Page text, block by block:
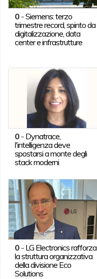
0-Siemens: terzo
trimestre record, spinto da
digitalizzazione, data
center e infrastrutture
0- Dynatrace,
l'intelligenza deve
spostarsi a monte degli
stack moderni
0- LG Electronics rafforza
la struttura organizzativa
della divisione Eco
Solutions